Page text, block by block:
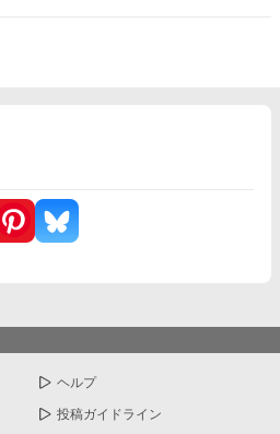
ヘルプ
投稿ガイドライン